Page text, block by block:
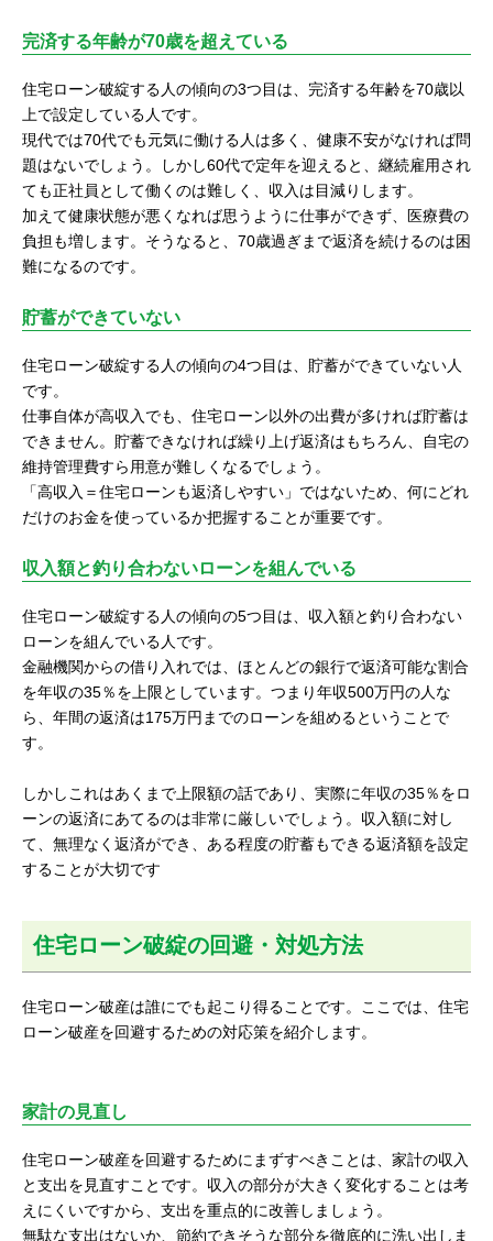
完済する年齢が70歳を超えている
住宅ローン破綻する人の傾向の3つ目は、完済する年齢を70歳以
上で設定している人です。
現代では70代でも元気に働ける人は多く、健康不安がなければ問
題はないでしょう。しかし60代で定年を迎えると、継続雇用され
ても正社員として働くのは難しく、収入は目減りします。
加えて健康状態が悪くなれば思うように仕事ができず、医療費の
負担も増します。そうなると、70歳過ぎまで返済を続けるのは困
難になるのです。
貯蓄ができていない
住宅ローン破綻する人の傾向の4つ目は、貯蓄ができていない人
です。
仕事自体が高収入でも、住宅ローン以外の出費が多ければ貯蓄は
できません。貯蓄できなければ繰り上げ返済はもちろん、自宅の
維持管理費すら用意が難しくなるでしょう。
「高収入＝住宅ローンも返済しやすい」ではないため、何にどれ
だけのお金を使っているか把握することが重要です。
収入額と釣り合わないローンを組んでいる
住宅ローン破綻する人の傾向の5つ目は、収入額と釣り合わない
ローンを組んでいる人です。
金融機関からの借り入れでは、ほとんどの銀行で返済可能な割合
を年収の35％を上限としています。つまり年収500万円の人な
ら、年間の返済は175万円までのローンを組めるということで
す。
しかしこれはあくまで上限額の話であり、実際に年収の35％をロ
ーンの返済にあてるのは非常に厳しいでしょう。収入額に対し
て、無理なく返済ができ、ある程度の貯蓄もできる返済額を設定
することが大切です
住宅ローン破綻の回避・対処方法
住宅ローン破産は誰にでも起こり得ることです。ここでは、住宅
ローン破産を回避するための対応策を紹介します。
家計の見直し
住宅ローン破産を回避するためにまずすべきことは、家計の収入
と支出を見直すことです。収入の部分が大きく変化することは考
えにくいですから、支出を重点的に改善しましょう。
無駄な支出はないか、節約できそうな部分を徹底的に洗い出しま